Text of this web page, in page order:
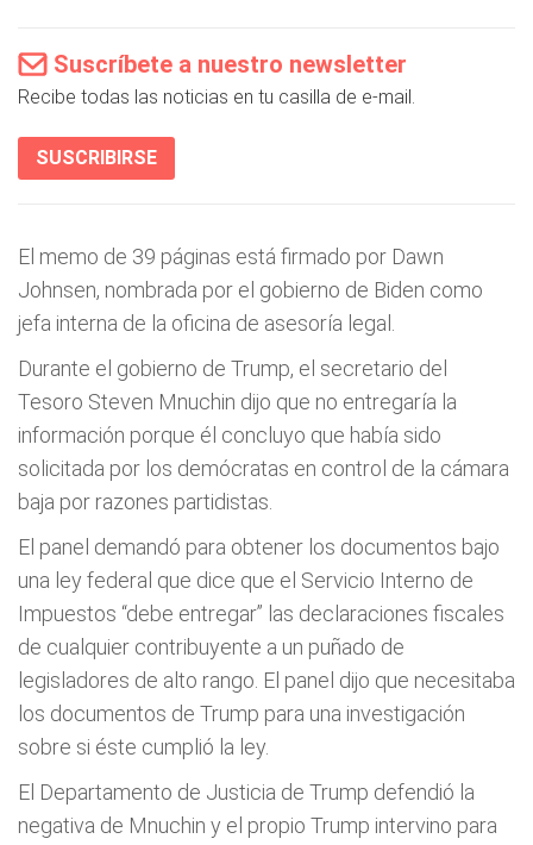
Suscríbete a nuestro newsletter
Recibe todas las noticias en tu casilla de e-mail.
SUSCRIBIRSE
El memo de 39 páginas está firmado por Dawn
Johnsen, nombrada por el gobierno de Biden como
jefa interna de la oficina de asesoría legal.
Durante el gobierno de Trump, el secretario del
Tesoro Steven Mnuchin dijo que no entregaría la
información porque él concluyo que había sido
solicitada por los demócratas en control de la cámara
baja por razones partidistas.
El panel demandó para obtener los documentos bajo
una ley federal que dice que el Servicio Interno de
Impuestos “debe entregar” las declaraciones fiscales
de cualquier contribuyente a un puñado de
legisladores de alto rango. El panel dijo que necesitaba
los documentos de Trump para una investigación
sobre si éste cumplió la ley.
El Departamento de Justicia de Trump defendió la
negativa de Mnuchin y el propio Trump intervino para